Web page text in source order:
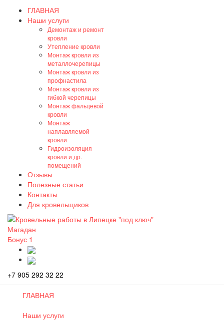
ГЛАВНАЯ
Наши услуги
Демонтаж и ремонт
кровли
Утепление кровли
Монтаж кровли из
металлочерепицы
Монтаж кровли из
профнастила
Монтаж кровли из
гибкой черепицы
Монтаж фальцевой
кровли
Монтаж
наплавляемой
кровли
Гидроизоляция
кровли и др.
помещений
Отзывы
Полезные статьи
Контакты
Для кровельщиков
Магадан
Бонус 1
+7 905 292 32 22
ГЛАВНАЯ
Наши услуги